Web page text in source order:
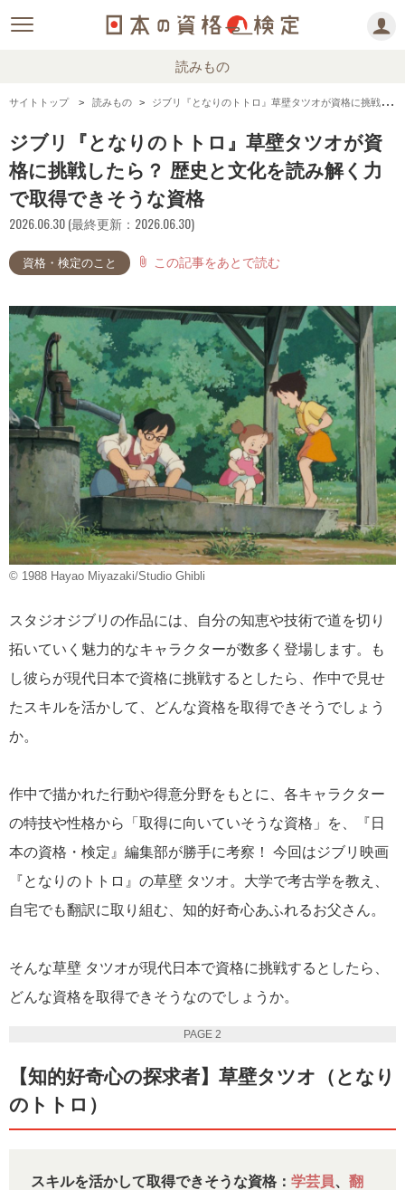
読みもの
サイトトップ 読みもの ジブリ『となりのトトロ』草壁タツオが資格に挑戦したら？ 歴史と文化を読み解く力で取得できそうな資格
ジブリ『となりのトトロ』草壁タツオが資
格に挑戦したら？ 歴史と文化を読み解く力
で取得できそうな資格
2026.06.30 (最終更新：2026.06.30)
資格・検定のこと attach_file この記事をあとで読む
© 1988 Hayao Miyazaki/Studio Ghibli
スタジオジブリの作品には、自分の知恵や技術で道を切り
拓いていく魅力的なキャラクターが数多く登場します。も
し彼らが現代日本で資格に挑戦するとしたら、作中で見せ
たスキルを活かして、どんな資格を取得できそうでしょう
か。
作中で描かれた行動や得意分野をもとに、各キャラクター
の特技や性格から「取得に向いていそうな資格」を、『日
本の資格・検定』編集部が勝手に考察！ 今回はジブリ映画
『となりのトトロ』の草壁 タツオ。大学で考古学を教え、
自宅でも翻訳に取り組む、知的好奇心あふれるお父さん。
そんな草壁 タツオが現代日本で資格に挑戦するとしたら、
どんな資格を取得できそうなのでしょうか。
PAGE 2
【知的好奇心の探求者】草壁タツオ（となり
のトトロ）
スキルを活かして取得できそうな資格： 学芸員、 翻